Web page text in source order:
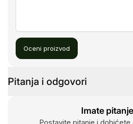
Oceni proizvod
Pitanja i odgovori
Imate